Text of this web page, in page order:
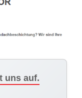
uns auf.